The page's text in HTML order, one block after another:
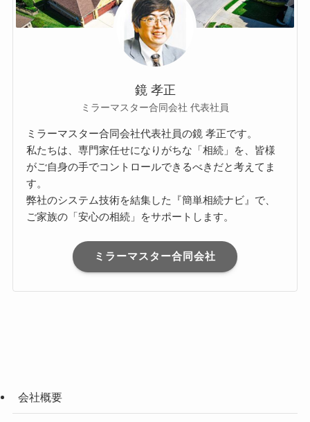
鏡 孝正
ミラーマスター合同会社 代表社員
ミラーマスター合同会社代表社員の鏡 孝正です。
私たちは、専門家任せになりがちな「相続」を、皆様
がご自身の手でコントロールできるべきだと考えてま
す。
弊社のシステム技術を結集した『簡単相続ナビ』で、
ご家族の「安心の相続」をサポートします。
ミラーマスター合同会社
会社概要